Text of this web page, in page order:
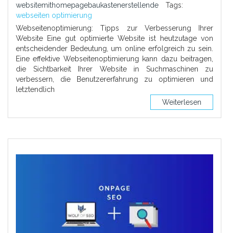
websitemithomepagebaukastenerstellende
Tags:
webseiten optimierung
Webseitenoptimierung: Tipps zur Verbesserung Ihrer
Website Eine gut optimierte Website ist heutzutage von
entscheidender Bedeutung, um online erfolgreich zu sein.
Eine effektive Webseitenoptimierung kann dazu beitragen,
die Sichtbarkeit Ihrer Website in Suchmaschinen zu
verbessern, die Benutzererfahrung zu optimieren und
letztendlich
Weiterlesen